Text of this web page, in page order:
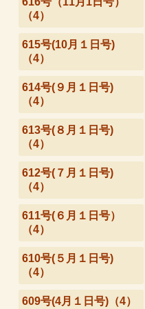
（4）
615号(10月１日号)
（4）
614号(９月１日号)
（4）
613号(８月１日号)
（4）
612号(７月１日号)
（4）
611号(６月１日号）
（4）
610号(５月１日号)
（4）
609号(4月１日号)（4）